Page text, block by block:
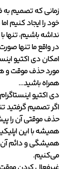
زمانی که تصمیم به
خود را ایجاد کنیم
نداشه باشیم، تنها
در واقع ما تنها
امکان دی اکتیو
مورد حذف موقت و
همراه باشید…
دی اکتیو اینستاگرام
اگر تصمیم گرفتید
حذف موقتی آن را
همیشه با این
همیشگی و دائم آن
می‌کنیم.